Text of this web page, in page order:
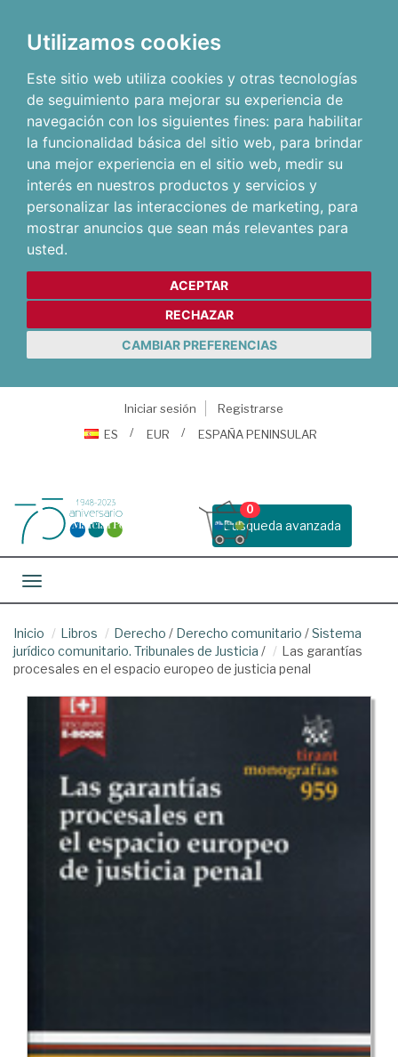
Utilizamos cookies
Este sitio web utiliza cookies y otras tecnologías
de seguimiento para mejorar su experiencia de
navegación con los siguientes fines: para habilitar
la funcionalidad básica del sitio web, para brindar
una mejor experiencia en el sitio web, medir su
interés en nuestros productos y servicios y
personalizar las interacciones de marketing, para
mostrar anuncios que sean más relevantes para
usted.
ACEPTAR
RECHAZAR
CAMBIAR PREFERENCIAS
Iniciar sesión
Registrarse
ES
EUR ESPAÑA PENINSULAR
Busqueda avanzada
0
Toggle navigation
Inicio Libros Derecho / Derecho comunitario /Sistema
jurídico comunitario. Tribunales de Justicia /
Las garantías
procesales en el espacio europeo de justicia penal